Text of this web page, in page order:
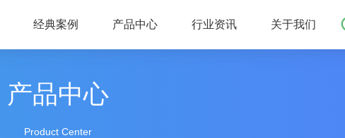
经典案例 产品中心 行业资讯 关于我们
产品中心
Product Center